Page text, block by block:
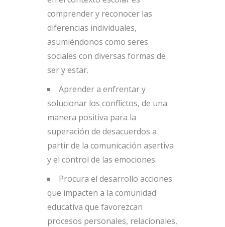
comprender y reconocer las
diferencias individuales,
asumiéndonos como seres
sociales con diversas formas de
ser y estar.
Aprender a enfrentar y
solucionar los conflictos, de una
manera positiva para la
superación de desacuerdos a
partir de la comunicación asertiva
y el control de las emociones.
Procura el desarrollo acciones
que impacten a la comunidad
educativa que favorezcan
procesos personales, relacionales,